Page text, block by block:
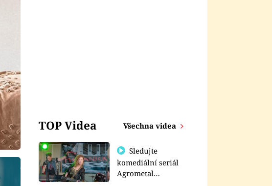
TOP Videa Všechna videa
Sledujte
komediální seriál
Agrometal